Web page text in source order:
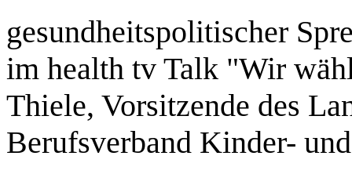
gesundheitspolitischer
im health tv Talk "Wir
Thiele, Vorsitzende des
Berufsverband Kinder-